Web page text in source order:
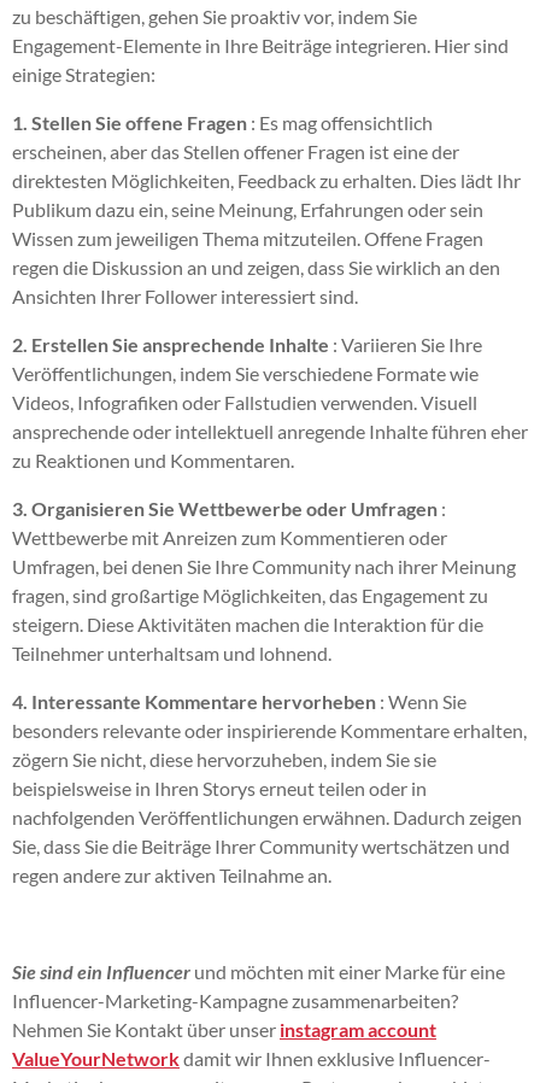
zu beschäftigen, gehen Sie proaktiv vor, indem Sie
Engagement-Elemente in Ihre Beiträge integrieren. Hier sind
einige Strategien:
1. Stellen Sie offene Fragen : Es mag offensichtlich
erscheinen, aber das Stellen offener Fragen ist eine der
direktesten Möglichkeiten, Feedback zu erhalten. Dies lädt Ihr
Publikum dazu ein, seine Meinung, Erfahrungen oder sein
Wissen zum jeweiligen Thema mitzuteilen. Offene Fragen
regen die Diskussion an und zeigen, dass Sie wirklich an den
Ansichten Ihrer Follower interessiert sind.
2. Erstellen Sie ansprechende Inhalte : Variieren Sie Ihre
Veröffentlichungen, indem Sie verschiedene Formate wie
Videos, Infografiken oder Fallstudien verwenden. Visuell
ansprechende oder intellektuell anregende Inhalte führen eher
zu Reaktionen und Kommentaren.
3. Organisieren Sie Wettbewerbe oder Umfragen :
Wettbewerbe mit Anreizen zum Kommentieren oder
Umfragen, bei denen Sie Ihre Community nach ihrer Meinung
fragen, sind großartige Möglichkeiten, das Engagement zu
steigern. Diese Aktivitäten machen die Interaktion für die
Teilnehmer unterhaltsam und lohnend.
4. Interessante Kommentare hervorheben : Wenn Sie
besonders relevante oder inspirierende Kommentare erhalten,
zögern Sie nicht, diese hervorzuheben, indem Sie sie
beispielsweise in Ihren Storys erneut teilen oder in
nachfolgenden Veröffentlichungen erwähnen. Dadurch zeigen
Sie, dass Sie die Beiträge Ihrer Community wertschätzen und
regen andere zur aktiven Teilnahme an.
Sie sind ein Influencer und möchten mit einer Marke für eine
Influencer-Marketing-Kampagne zusammenarbeiten?
Nehmen Sie Kontakt über unser instagram account
ValueYourNetworkdamit wir Ihnen exklusive Influencer-